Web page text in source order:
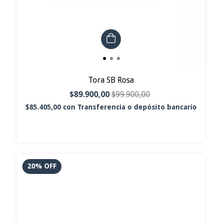
Tora SB Rosa
$89.900,00 $99.900,00
$85.405,00 con Transferencia o depósito bancario
20% OFF